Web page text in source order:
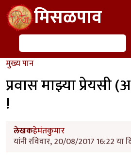
Skip to main contentमिसळपाव
शोध
मुख्य पान
प्रवास माझ्या प्रेयसी
!
लेखकहेमंतकुमार
यांनी रविवार, 20/08/2017 16:22 या